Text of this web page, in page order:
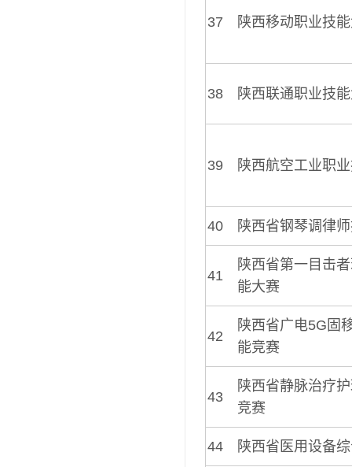
37 陕西移动职业技
38 陕西联通职业技
39 陕西航空工业职
40 陕西省钢琴调律
41
陕西省第一目击
能大赛
42
陕西省广电5G固
能竞赛
43
陕西省静脉治疗
竞赛
44 陕西省医用设备